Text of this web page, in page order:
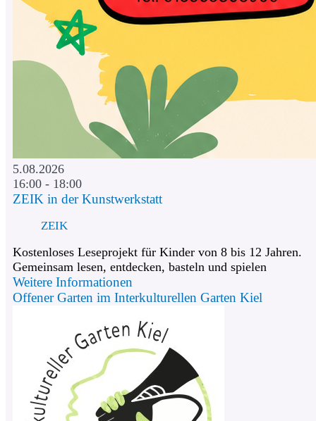
5.08.2026
16:00 - 18:00
ZEIK in der Kunstwerkstatt
ZEIK
Kostenloses Leseprojekt für Kinder von 8 bis 12 Jahren.
Gemeinsam lesen, entdecken, basteln und spielen
Weitere Informationen
Offener Garten im Interkulturellen Garten Kiel